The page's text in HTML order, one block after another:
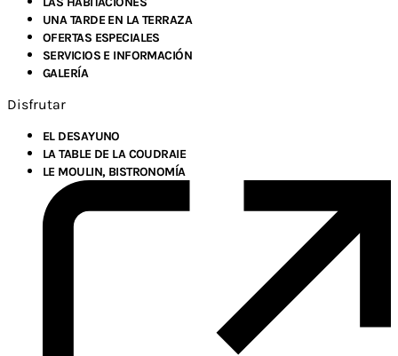
UNA TARDE EN LA TERRAZA
OFERTAS ESPECIALES
SERVICIOS E INFORMACIÓN
GALERÍA
Disfrutar
EL DESAYUNO
LA TABLE DE LA COUDRAIE
LE MOULIN, BISTRONOMÍA